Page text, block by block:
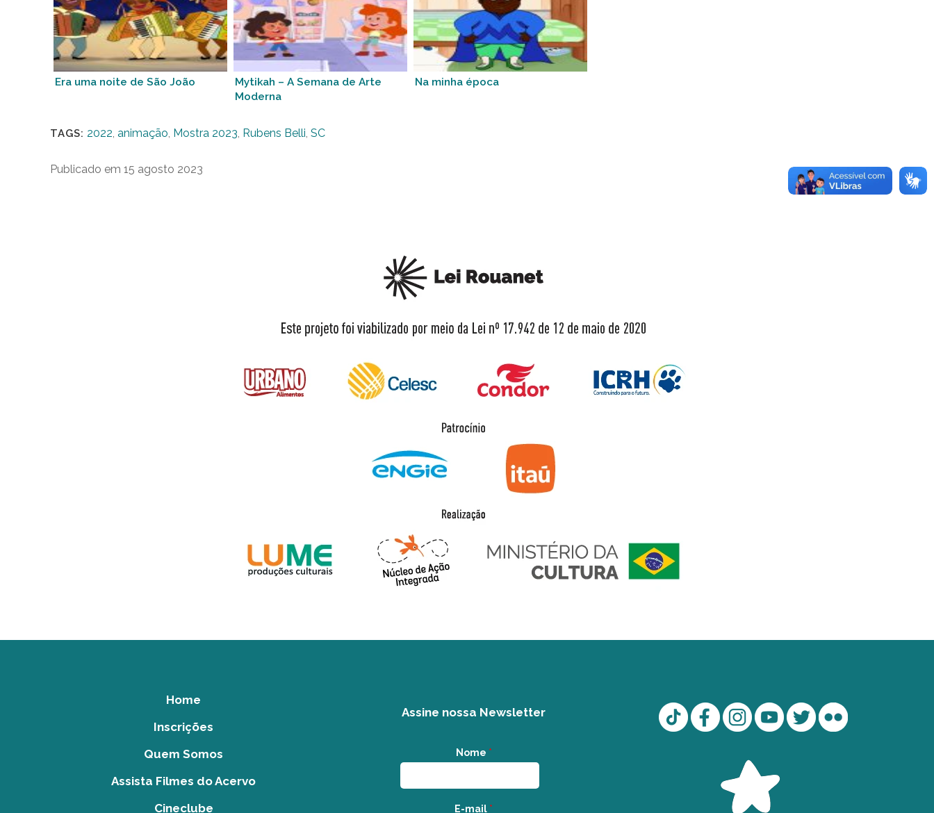
Era uma noite de São João
Mytikah – A Semana de Arte
Moderna
Na minha época
TAGS: 2022 animação Mostra 2023 Rubens Belli SC
Publicado em 15 agosto 2023
Home
Inscrições
Quem Somos
Assista Filmes do Acervo
Cineclube
Assine nossa Newsletter
Nome *
E-mail *